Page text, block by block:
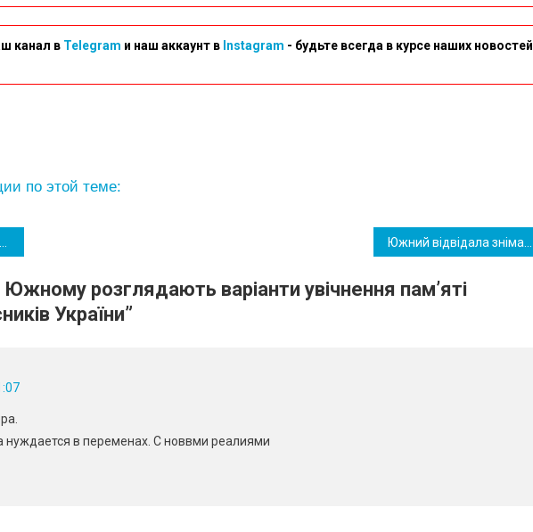
канал в Telegram и наш аккаунт в Instagram - будьте всегда в курсе наших новостей
по этой теме:
Южному розглядають варіанти увічнення пам’яті
України”
нуждается в переменах. С новвми реалиями